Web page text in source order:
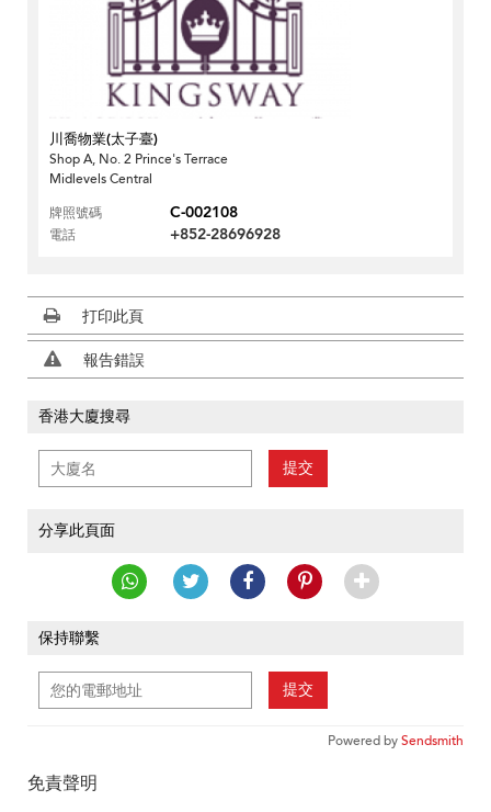
川喬物業(太子臺)
Shop A, No. 2 Prince's Terrace
Midlevels Central
牌照號碼
C-002108
電話 +852-28696928
打印此頁
報告錯誤
香港大廈搜尋
提交
分享此頁面
保持聯繫
提交
Powered bySendsmith
免責聲明